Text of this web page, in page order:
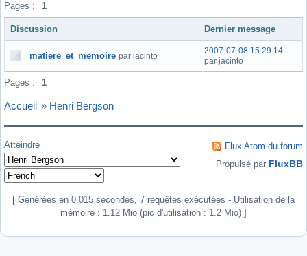
Pages : 1
Discussion Dernier message
matiere_et_memoire par jacinto
2007-07-08 15:29:14
par jacinto
Pages : 1
Accueil » Henri Bergson
Atteindre
Flux Atom du forum
Propulsé par FluxBB
[ Générées en 0.015 secondes, 7 requêtes exécutées - Utilisation de la
mémoire : 1.12 Mio (pic d'utilisation : 1.2 Mio) ]